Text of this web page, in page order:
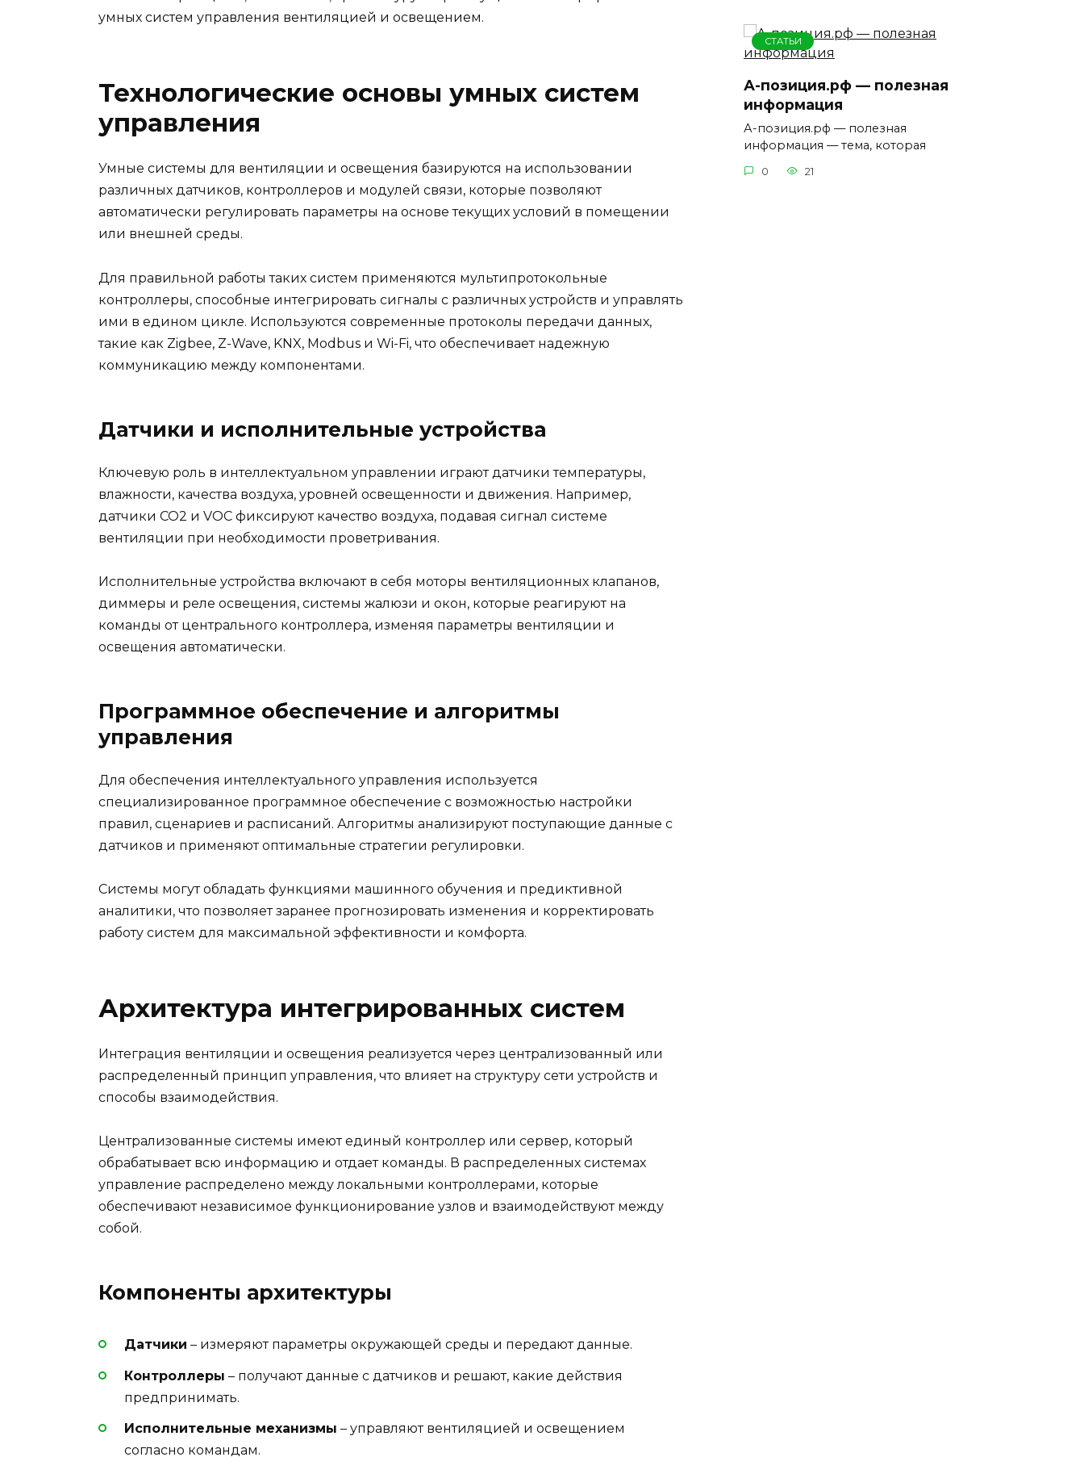
умных систем управления вентиляцией и освещением.
Технологические основы умных систем
управления
Умные системы для вентиляции и освещения базируются на использовании
различных датчиков, контроллеров и модулей связи, которые позволяют
автоматически регулировать параметры на основе текущих условий в помещении
или внешней среды.
Для правильной работы таких систем применяются мультипротокольные
контроллеры, способные интегрировать сигналы с различных устройств и управлять
ими в едином цикле. Используются современные протоколы передачи данных,
такие как Zigbee, Z-Wave, KNX, Modbus и Wi-Fi, что обеспечивает надежную
коммуникацию между компонентами.
Датчики и исполнительные устройства
Ключевую роль в интеллектуальном управлении играют датчики температуры,
влажности, качества воздуха, уровней освещенности и движения. Например,
датчики CO2 и VOC фиксируют качество воздуха, подавая сигнал системе
вентиляции при необходимости проветривания.
Исполнительные устройства включают в себя моторы вентиляционных клапанов,
диммеры и реле освещения, системы жалюзи и окон, которые реагируют на
команды от центрального контроллера, изменяя параметры вентиляции и
освещения автоматически.
Программное обеспечение и алгоритмы
управления
Для обеспечения интеллектуального управления используется
специализированное программное обеспечение с возможностью настройки
правил, сценариев и расписаний. Алгоритмы анализируют поступающие данные с
датчиков и применяют оптимальные стратегии регулировки.
Системы могут обладать функциями машинного обучения и предиктивной
аналитики, что позволяет заранее прогнозировать изменения и корректировать
работу систем для максимальной эффективности и комфорта.
Архитектура интегрированных систем
Интеграция вентиляции и освещения реализуется через централизованный или
распределенный принцип управления, что влияет на структуру сети устройств и
способы взаимодействия.
Централизованные системы имеют единый контроллер или сервер, который
обрабатывает всю информацию и отдает команды. В распределенных системах
управление распределено между локальными контроллерами, которые
обеспечивают независимое функционирование узлов и взаимодействуют между
собой.
Компоненты архитектуры
Датчики – измеряют параметры окружающей среды и передают данные.
Контроллеры – получают данные с датчиков и решают, какие действия
предпринимать.
Исполнительные механизмы – управляют вентиляцией и освещением
согласно командам.
СТАТЬИ
А-позиция.рф — полезная
информация
А-позиция.рф — полезная
информация — тема, которая
0 21